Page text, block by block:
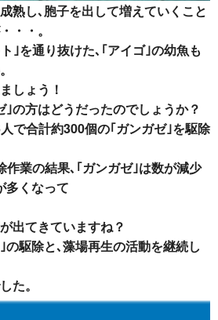
熟し､胞子を出して増えていくこと
・・。
｣を通り抜けた､｢アイゴ｣の幼魚も
しょう！
｣の方はどうだったのでしょうか？
で合計約300個の｢ガンガゼ｣を駆除
作業の結果､｢ガンガゼ｣は数が減少
多くなって
出てきていますね？
の駆除と､藻場再生の活動を継続し
た。